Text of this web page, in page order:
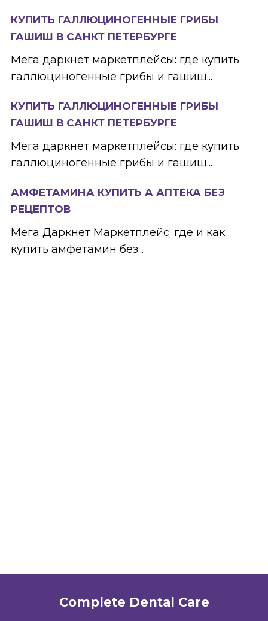
КУПИТЬ ГАЛЛЮЦИНОГЕННЫЕ ГРИБЫ
ГАШИШ В САНКТ ПЕТЕРБУРГЕ
Мега даркнет маркетплейсы: где купить
галлюциногенные грибы и гашиш...
КУПИТЬ ГАЛЛЮЦИНОГЕННЫЕ ГРИБЫ
ГАШИШ В САНКТ ПЕТЕРБУРГЕ
Мега даркнет маркетплейсы: где купить
галлюциногенные грибы и гашиш...
АМФЕТАМИНА КУПИТЬ А АПТЕКА БЕЗ
РЕЦЕПТОВ
Мега Даркнет Маркетплейс: где и как
купить амфетамин без...
Complete Dental Care